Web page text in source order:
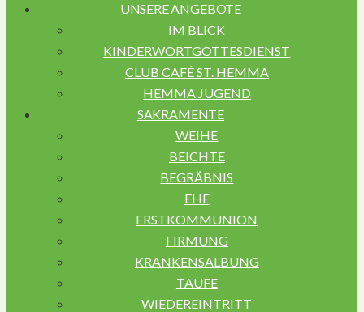
UNSERE ANGEBOTE
IM BLICK
KINDERWORTGOTTESDIENST
CLUB CAFÉ ST. HEMMA
HEMMA JUGEND
SAKRAMENTE
WEIHE
BEICHTE
BEGRÄBNIS
EHE
ERSTKOMMUNION
FIRMUNG
KRANKENSALBUNG
TAUFE
WIEDEREINTRITT